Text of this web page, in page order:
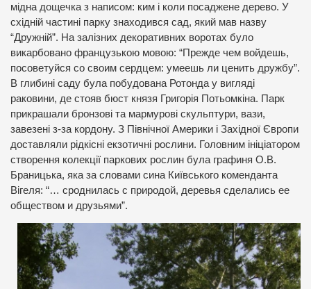
мідна дощечка з написом: ким і коли посаджене дерево. У
східній частині парку знаходився сад, який мав назву
“Дружній”. На залізних декоративних воротах було
викарбовано французькою мовою: “Прежде чем войдешь,
посоветуйся со своим сердцем: умеешь ли ценить дружбу”.
В глибині саду була побудована Ротонда у вигляді
раковини, де стояв бюст князя Григорія Потьомкіна. Парк
прикрашали бронзові та мармурові скульптури, вази,
завезені з-за кордону. З Північної Америки і Західної Європи
доставляли рідкісні екзотичні рослини. Головним ініціатором
створення колекції паркових рослин була графиня О.В.
Браницька, яка за словами сина Київського коменданта
Вігеля: “… сроднилась с природой, деревья сделались ее
обществом и друзьями”.